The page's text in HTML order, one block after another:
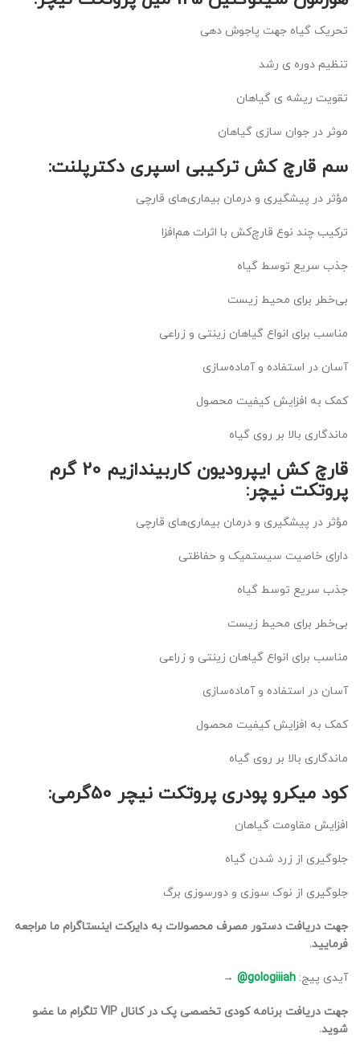
تحریک گیاه جهت پاجوش دهی
تنظیم دوره ی رشد
تقویت ریشه ی گیاهان
موثر در جوان سازی گیاهان
سم قارچ کش ترکیبی اسپری دکترپلنت:
مؤثر در پیشگیری و درمان بیماری‌های قارچی
ترکیب چند نوع قارچ‌کش با اثرات هم‌افزا
جذب سریع توسط گیاه
بی‌خطر برای محیط زیست
مناسب برای انواع گیاهان زینتی و زراعی
آسان در استفاده و آماده‌سازی
کمک به افزایش کیفیت محصول
ماندگاری بالا بر روی گیاه
قارچ کش ایپرودیون کاربیندازیم 20 گرم
پروتکت نیچر:
مؤثر در پیشگیری و درمان بیماری‌های قارچی
دارای خاصیت سیستمیک و حفاظتی
جذب سریع توسط گیاه
بی‌خطر برای محیط زیست
مناسب برای انواع گیاهان زینتی و زراعی
آسان در استفاده و آماده‌سازی
کمک به افزایش کیفیت محصول
ماندگاری بالا بر روی گیاه
کود میکرو پودری پروتکت نیچر 50گرمی:
افزایش مقاومت گیاهان
جلوگیری از زرد شدن گیاه
جلوگیری از نوک سوزی و دورسوزی برگ
جهت دریافت دستور مصرف محصولات به دایرکت اینستاگرام ما مراجعه
فرمایید.
آیدی پیج: gologiiiah@
→
جهت دریافت برنامه کودی تخصصی پک در کانال VIP تلگرام ما عضو
شوید.